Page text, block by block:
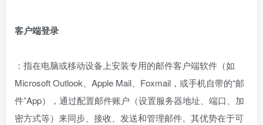
客户端登录
：指在电脑或移动设备上安装专用的邮件客户端软件（如
Microsoft Outlook、Apple Mail、Foxmail，或手机自带的“邮
件”App），通过配置邮件账户（设置服务器地址、端口、加
密方式等）来同步、接收、发送和管理邮件。其优势在于可